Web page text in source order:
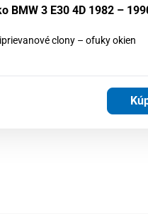
BMW 3 E30 4D 1982 –
clony – ofuky okien